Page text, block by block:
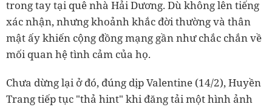
trong tay tại quê nhà Hải Dương. Dù không lên tiếng
xác nhận, nhưng khoảnh khắc đời thường và thân
mật ấy khiến cộng đồng mạng gần như chắc chắn về
mối quan hệ tình cảm của họ.
Chưa dừng lại ở đó, đúng dịp Valentine (14/2), Huyền
Trang tiếp tục "thả hint" khi đăng tải một hình ảnh